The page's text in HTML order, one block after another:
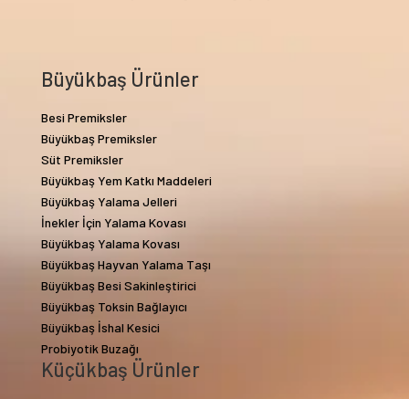
Büyükbaş Ürünler
Besi Premiksler
Büyükbaş Premiksler
Süt Premiksler
Büyükbaş Yem Katkı Maddeleri
Büyükbaş Yalama Jelleri
İnekler İçin Yalama Kovası
Büyükbaş Yalama Kovası
Büyükbaş Hayvan Yalama Taşı
Büyükbaş Besi Sakinleştirici
Büyükbaş Toksin Bağlayıcı
Büyükbaş İshal Kesici
Probiyotik Buzağı
Küçükbaş Ürünler